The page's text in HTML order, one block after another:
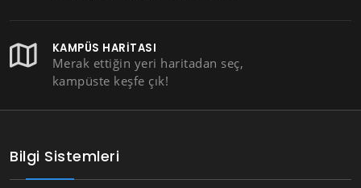
KAMPÜS HARITASI
Merak ettiğin yeri haritadan seç,
kampüste keşfe çık!
Bilgi Sistemleri